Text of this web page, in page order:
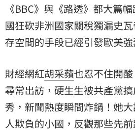
《BBC》與《路透》都大篇
國狂砍非洲國家關稅獨漏史
存空間的手段已經引發歐美強
財經網紅胡采蘋也忍不住開
尋常出訪，硬生生被共產黨
秀，新聞熱度瞬間炸鍋！她
人欺負的小國，反觀那些先